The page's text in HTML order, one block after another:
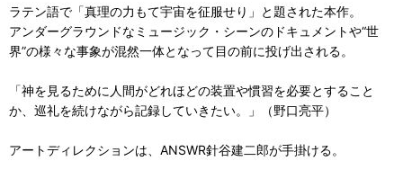
ラテン語で「真理の力もて宇宙を征服せり」と題された本作。
アンダーグラウンドなミュージック・シーンのドキュメントや“世
界”の様々な事象が混然一体となって目の前に投げ出される。
「神を見るために人間がどれほどの装置や慣習を必要とすること
か、巡礼を続けながら記録していきたい。」（野口亮平）
アートディレクションは、ANSWR針谷建二郎が手掛ける。